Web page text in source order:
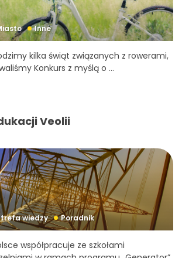
Inne
kilka świąt związanych z rowerami,
Konkurs z myślą o ...
Veolii
wiedzy Poradnik
współpracuje ze szkołami